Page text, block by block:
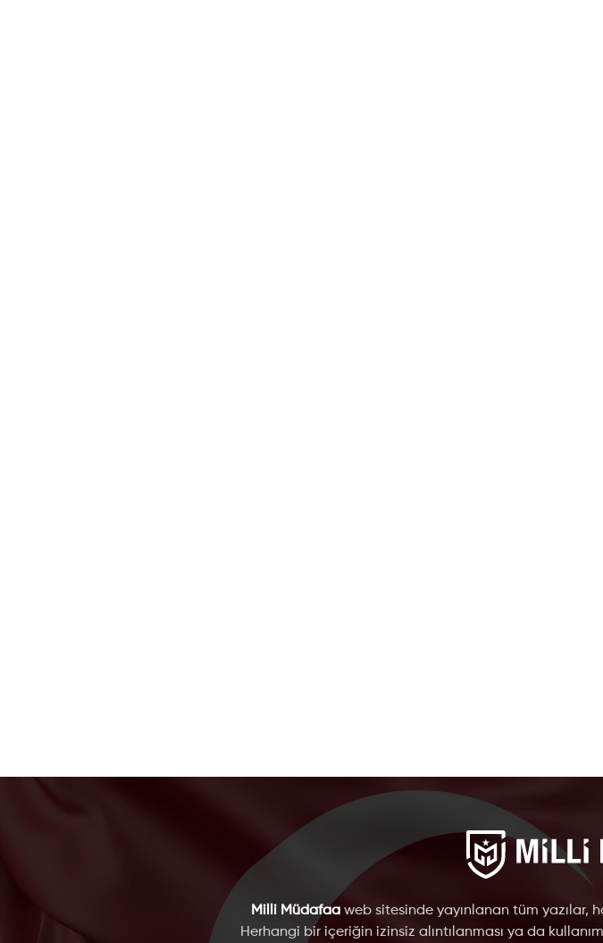
Milli Müdafaa web sitesinde yayınlanan tüm yazılar,
Herhangi bir içeriğin izinsiz alıntılanması ya da